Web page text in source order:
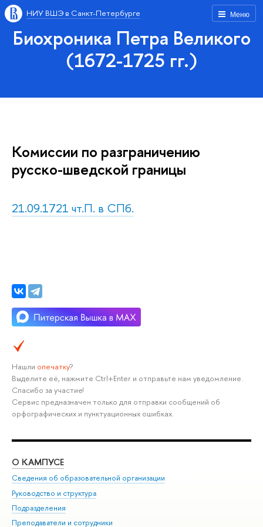
Меню
НИУ ВШЭ в Санкт-Петербурге
Биохроника Петра Великого
(1672-1725 гг.)
Комиссии по разграничению
русско-шведской границы
21.09.1721 чт.П. в СПб.
Нашли опечатку?
Выделите её, нажмите Ctrl+Enter и отправьте нам уведомление.
Спасибо за участие!
Сервис предназначен только для отправки сообщений об
орфографических и пунктуационных ошибках.
О КАМПУСЕ
Сведения об образовательной организации
Руководство и структура
Подразделения
Преподаватели и сотрудники